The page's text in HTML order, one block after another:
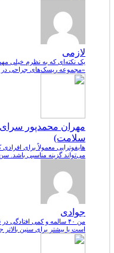
لازمی
یک نکته‌ای که به نظرم خیلی
«مجموعه ریسک‌های جراحی در
مهران محمدپور
سلامت)
هایفوتراپی معمولاً برای
می‌تواند گزینه مناسبی باشد. سن
جوادی
من ۴۰ سالمه و کمی
است یا بیشتر برای سنین